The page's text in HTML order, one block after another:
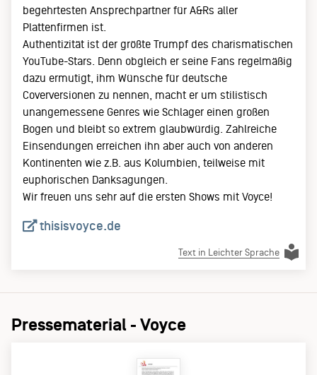
begehrtesten Ansprechpartner für A&Rs aller
Plattenfirmen ist.
Authentizität ist der größte Trumpf des charismatischen
YouTube-Stars. Denn obgleich er seine Fans regelmäßig
dazu ermutigt, ihm Wünsche für deutsche
Coverversionen zu nennen, macht er um stilistisch
unangemessene Genres wie Schlager einen großen
Bogen und bleibt so extrem glaubwürdig. Zahlreiche
Einsendungen erreichen ihn aber auch von anderen
Kontinenten wie z.B. aus Kolumbien, teilweise mit
euphorischen Danksagungen.
Wir freuen uns sehr auf die ersten Shows mit Voyce!
thisisvoyce.de
Text in Leichter Sprache
Pressematerial - Voyce